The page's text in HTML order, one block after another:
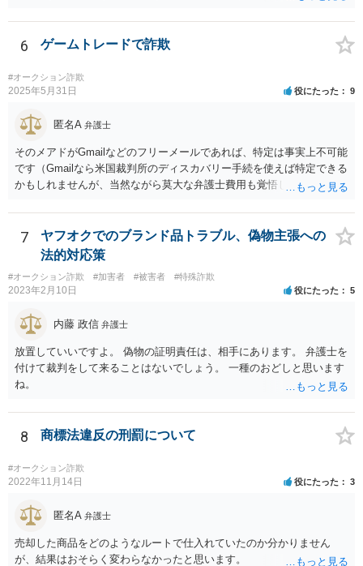
考えますと、先方が勘違いしている等の事情がないかぎり、先方が警
察に被害申告することはあまり考えにくいのではないかと存じます。
入手先等を明らかにできる資料等をまとめておかれることをおすすめ
いたします。 先方の脅し文句等がエスカレートするようでしたら、や
要罪や詐欺罪等で被害届を出せないか相談されることも考えられるか
を持ち出してきた場合は、弁護士の氏名と登録番号を聞いた上で、日
弁連の弁護士検索ページで実在するか確認し、仮に実在する場合であ
ってもなりすましの可能性もあるので、日弁連の弁護士検索ページで
についてはできるだけ伏せる形の方が良いかと存じます。今回の場合
でいえば、あなたの本名を名乗らなくともフリマアプリ上のアカウン
ポイントは相手から聞いた弁護士の連絡先ではなりすましたニセ弁護
ージで検索して表示された電話番号にかけて確認することです。 いず
れにせよ、先方に対して個人情報を不用意に開示することはおすすめ
しません。弁護士に電話する際も基本的には非通知でかけて電話番号
等は教えない方が良いかと存じます。
6 ゲームトレードで詐欺
#オークション詐欺
2025年5月31日 役にたった 9
匿名A 弁護士
そのメアドがGmailなどのフリーメールであれば、特定は事実上不可能
です（Gmailなら米国裁判所のディスカバリー手続を使えば特定できる
かもしれませんが、当然ながら莫大な弁護士費用も覚悟しなければな
メールである場合は弁護士会照会で判明する可能性がありますが、見
通しや費用感については弁護士へ直接おたずねいただいた方がよいで
しょう。
7
ヤフオクでのブランド品トラブル、偽物主張への
法的対応策
#オークション詐欺 #加害者 #被害者 #特殊詐欺
2023年2月10日 役にたった 5
内藤 政信 弁護士
放置していいですよ。 偽物の証明責任は、相手にあります。 弁護士を
付けて裁判をして来ることはないでしょう。 一種のおどしと思います
ね。
8 商標法違反の刑罰について
#オークション詐欺
2022年11月14日 役にたった 3
匿名A 弁護士
売却した商品をどのようなルートで仕入れていたのか分かりません
が、結果はおそらく変わらなかったと思います。